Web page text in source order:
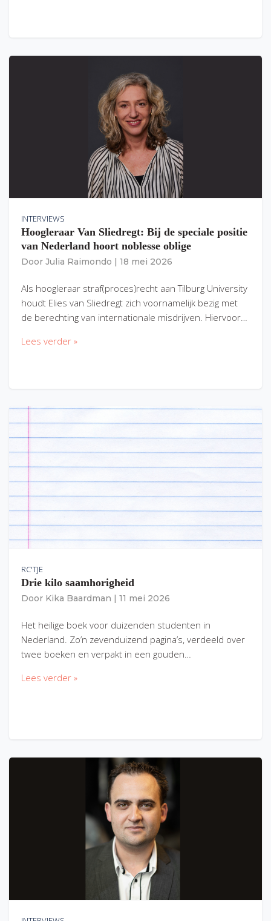
INTERVIEWS
Hoogleraar Van Sliedregt: Bij de speciale positie
van Nederland hoort noblesse oblige
Door Julia Raimondo 18 mei 2026
Als hoogleraar straf(proces)recht aan Tilburg University
houdt Elies van Sliedregt zich voornamelijk bezig met
de berechting van internationale misdrijven. Hiervoor…
Lees verder »
RC'TJE
Drie kilo saamhorigheid
Door Kika Baardman 11 mei 2026
Het heilige boek voor duizenden studenten in
Nederland. Zo’n zevenduizend pagina’s, verdeeld over
twee boeken en verpakt in een gouden…
Lees verder »